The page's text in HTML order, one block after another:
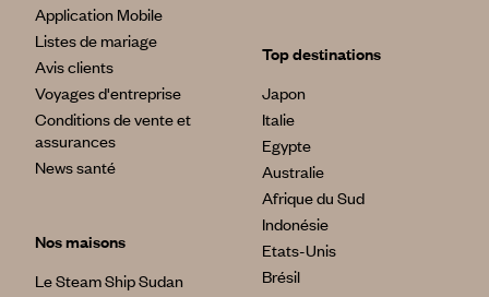
Application Mobile
Listes de mariage
Avis clients
Voyages d'entreprise
Conditions de vente et
assurances
News santé
Nos maisons
Le Steam Ship Sudan
Top destinations
Japon
Italie
Egypte
Australie
Afrique du Sud
Indonésie
Etats-Unis
Brésil